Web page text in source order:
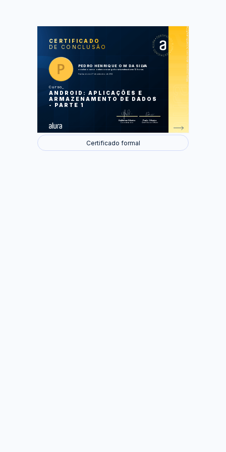
CERTIFICADO
DE CONCLUSÃO
PEDRO HENRIQUE O M DA SILVA
concluiu o curso online com carga horária estimada em 12 horas.
Finalizado em 27 de setembro de 2014
Curso
ANDROID: APLICAÇÕES E
ARMAZENAMENTO DE DADOS
- PARTE 1
Guilherme Silveira
Coordenador
Paulo Silveira
Chief Vision Officer
https://cursos.alura.com.br/certificate/f2be099d5c211c41fd05c3714321a13e
LAS
Android e OlaMundo
Cadastro de alunos
Persistência com SQLite
Completando o cadastro
Certificado formal